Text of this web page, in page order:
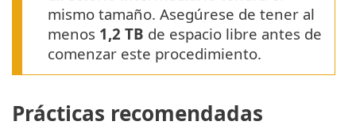
mismo tamaño. Asegúrese de tener al
menos 1,2 TB de espacio libre antes de
comenzar este procedimiento.
Prácticas recomendadas